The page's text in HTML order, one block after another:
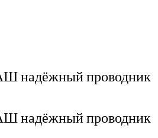
надёжный проводник
надёжный проводник